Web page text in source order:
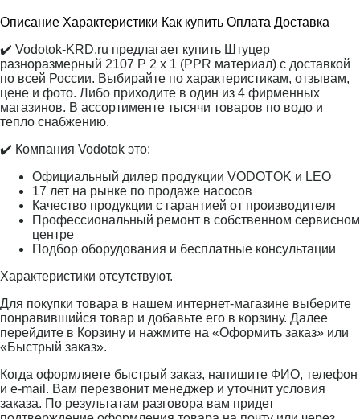
Описание Характеристики Как купить Оплата Доставка
✔️ Vodotok-KRD.ru предлагает купить Штуцер
разноразмерный 2107 Р 2 х 1 (PPR материал) с доставкой
по всей России. Выбирайте по характеристикам, отзывам,
цене и фото. Либо приходите в один из 4 фирменных
магазинов. В ассортименте тысячи товаров по водо и
тепло снабжению.
✔️ Компания Vodotok это:
Официальный дилер продукции VODOTOK и LEO
17 лет на рынке по продаже насосов
Качество продукции с гарантией от производителя
Профессиональный ремонт в собственном сервисном
центре
Подбор оборудования и бесплатные консультации
Характеристики отсутствуют.
Для покупки товара в нашем интернет-магазине выберите
понравившийся товар и добавьте его в корзину. Далее
перейдите в Корзину и нажмите на «Оформить заказ» или
«Быстрый заказ».
Когда оформляете быстрый заказ, напишите ФИО, телефон
и e-mail. Вам перезвонит менеджер и уточнит условия
заказа. По результатам разговора вам придет